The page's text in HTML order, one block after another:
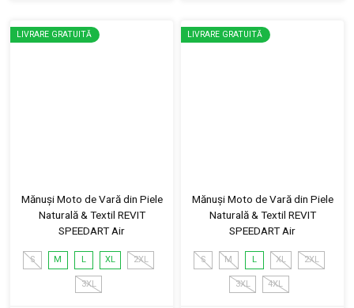
LIVRARE GRATUITĂ
Mănuși Moto de Vară din Piele
Naturală & Textil REVIT
SPEEDART Air
S M L XL 2XL
3XL
LIVRARE GRATUITĂ
Mănuși Moto de Vară din Piele
Naturală & Textil REVIT
SPEEDART Air
S M L XL 2XL
3XL 4XL